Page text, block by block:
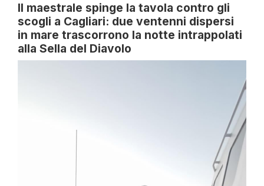
Il maestrale spinge la tavola contro gli
scogli a Cagliari: due ventenni dispersi
in mare trascorrono la notte intrappolati
alla Sella del Diavolo